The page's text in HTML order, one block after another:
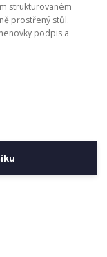
strukturovaném
prostřený stůl.
podpis a